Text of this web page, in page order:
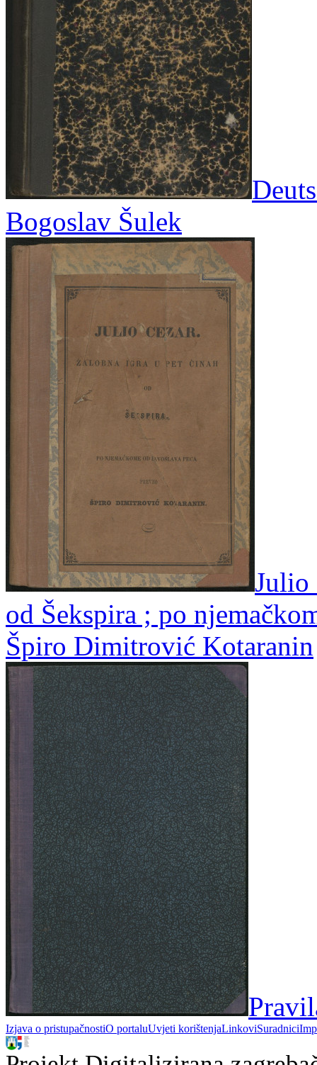
Bogoslav Šulek
Julio
od Šekspira ; po
Špiro Dimitrović Kotaranin
Izjava o pristupačnostiO portaluUvjeti korištenjaLinkoviSuradnici